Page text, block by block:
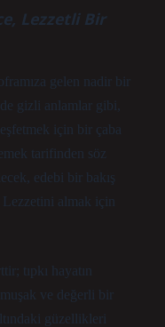
Lezzetli Bir
gelen nadir bir
gizli anlamlar gibi,
için bir çaba
tarifinden söz
edebi bir bakış
Lezzetini almak için
tıpkı hayatın
ve değerli bir
güzellikleri